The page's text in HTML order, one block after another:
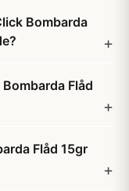
Bombarda
Flåd
Flåd 15gr